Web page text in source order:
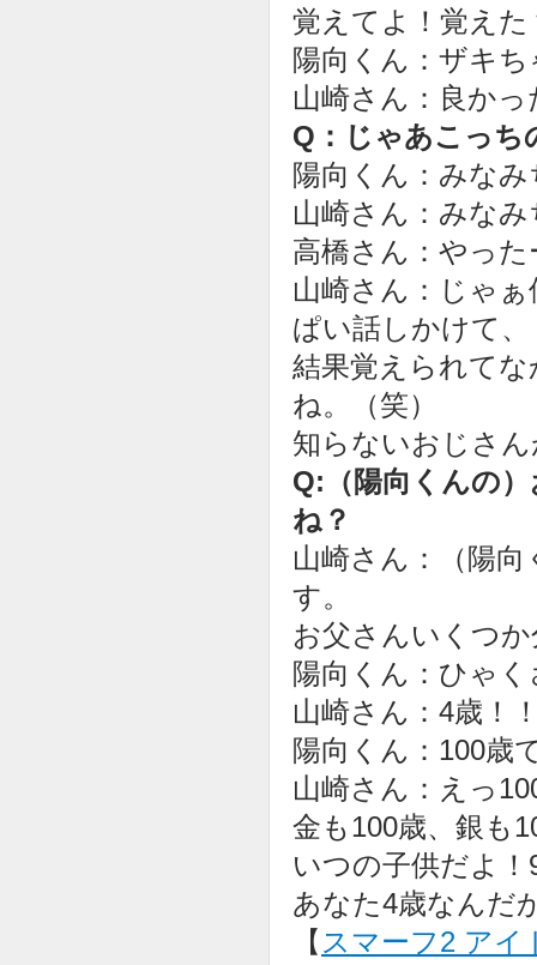
覚えてよ！覚えた
陽向くん：ザキち
山崎さん：良かっ
Q：じゃあこっち
陽向くん：みな
山崎さん：みな
高橋さん：やった
山崎さん：じゃ
ぱい話しかけて、
結果覚えられて
ね。（笑）
知らないおじさ
Q:（陽向くんの
ね？
山崎さん：（陽
す。
お父さんいくつ
陽向くん：ひゃ
山崎さん：4歳！
陽向くん：100歳
山崎さん：えっ
金も100歳、銀も
いつの子供だよ
あなた4歳なんだ
【 スマーフ2 アイ